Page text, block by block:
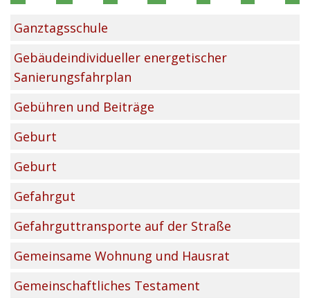
Ganztagsschule
Gebäudeindividueller energetischer
Sanierungsfahrplan
Gebühren und Beiträge
Geburt
Geburt
Gefahrgut
Gefahrguttransporte auf der Straße
Gemeinsame Wohnung und Hausrat
Gemeinschaftliches Testament